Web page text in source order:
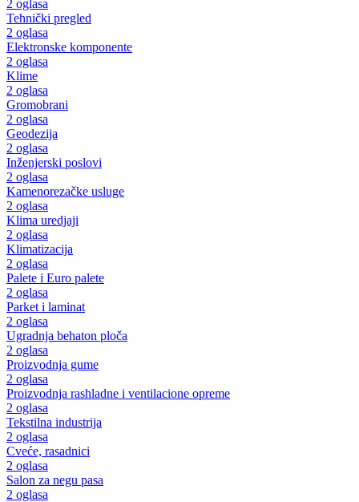
2 oglasa
Tehnički pregled
2 oglasa
Elektronske komponente
2 oglasa
Klime
2 oglasa
Gromobrani
2 oglasa
Geodezija
2 oglasa
Inženjerski poslovi
2 oglasa
Kamenorezačke usluge
2 oglasa
Klima uredjaji
2 oglasa
Klimatizacija
2 oglasa
Palete i Euro palete
2 oglasa
Parket i laminat
2 oglasa
Ugradnja behaton ploča
2 oglasa
Proizvodnja gume
2 oglasa
Proizvodnja rashladne i ventilacione opreme
2 oglasa
Tekstilna industrija
2 oglasa
Cveće, rasadnici
2 oglasa
Salon za negu pasa
2 oglasa